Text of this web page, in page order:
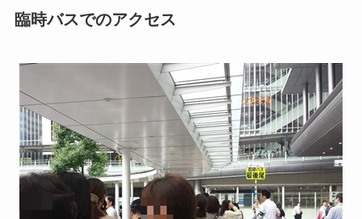
臨時バスでのアクセス